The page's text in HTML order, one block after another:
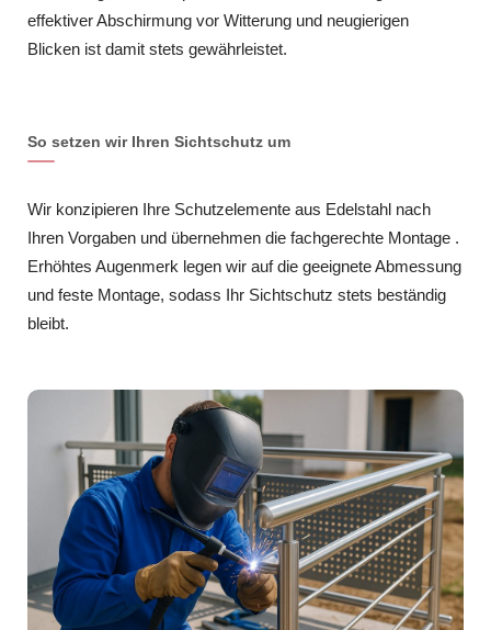
effektiver Abschirmung vor Witterung und neugierigen
Blicken ist damit stets gewährleistet.
So setzen wir Ihren Sichtschutz um
Wir konzipieren Ihre Schutzelemente aus Edelstahl nach
Ihren Vorgaben und übernehmen die fachgerechte Montage .
Erhöhtes Augenmerk legen wir auf die geeignete Abmessung
und feste Montage, sodass Ihr Sichtschutz stets beständig
bleibt.